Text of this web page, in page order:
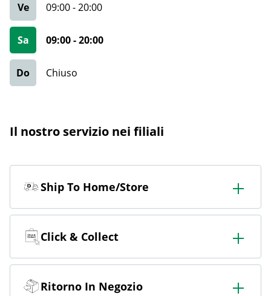
Ve 09:00-20:00
Sa 09:00-20:00
Do Chiuso
Il nostro servizio nei filiali
Ship To Home/Store
Ordinate in negozio e fatevelo consegnare in negozio o
a casa.
Click & Collect
Ordina online e ritira gratuitamente in negozio.
Ritorno In Negozio